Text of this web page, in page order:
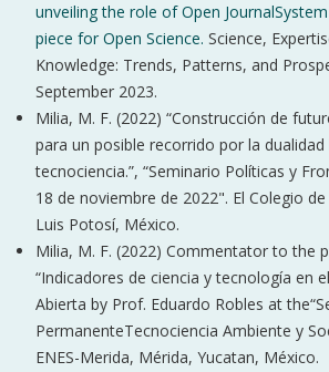
unveiling the role of Open
piece for Open Science. Science,
Knowledge: Trends, Patterns, and
September 2023.
Milia, M. F. (2022) “Construcción de
para un posible recorrido por la
tecnociencia.”, “Seminario Políticas y
18 de noviembre de 2022". El Colegio de
Luis Potosí, México.
Milia, M. F. (2022) Commentator to the
“Indicadores de ciencia y tecnología en
Abierta by Prof. Eduardo Robles at
PermanenteTecnociencia Ambiente y
ENES-Merida, Mérida, Yucatan, México.